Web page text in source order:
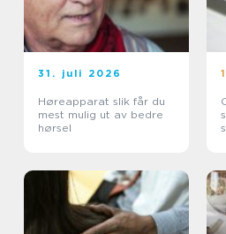
31. juli 2026
Høreapparat slik får du
mest mulig ut av bedre
hørsel